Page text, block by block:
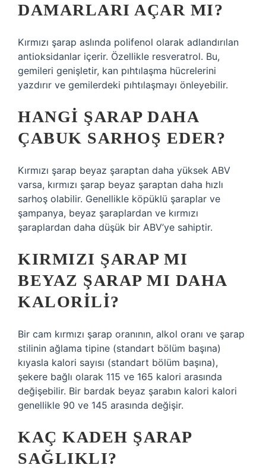
DAMARLARI AÇAR MI?
Kırmızı şarap aslında polifenol olarak adlandırılan
antioksidanlar içerir. Özellikle resveratrol. Bu,
gemileri genişletir, kan pıhtılaşma hücrelerini
yazdırır ve gemilerdeki pıhtılaşmayı önleyebilir.
HANGI ŞARAP DAHA
ÇABUK SARHOŞ EDER?
Kırmızı şarap beyaz şaraptan daha yüksek ABV
varsa, kırmızı şarap beyaz şaraptan daha hızlı
sarhoş olabilir. Genellikle köpüklü şaraplar ve
şampanya, beyaz şaraplardan ve kırmızı
şaraplardan daha düşük bir ABV’ye sahiptir.
KIRMIZI ŞARAP MI
BEYAZ ŞARAP MI DAHA
KALORILI?
Bir cam kırmızı şarap oranının, alkol oranı ve şarap
stilinin ağlama tipine (standart bölüm başına)
kıyasla kalori sayısı (standart bölüm başına),
şekere bağlı olarak 115 ve 165 kalori arasında
değişebilir. Bir bardak beyaz şarabın kalori kalori
genellikle 90 ve 145 arasında değişir.
KAÇ KADEH ŞARAP
SAĞLIKLI?